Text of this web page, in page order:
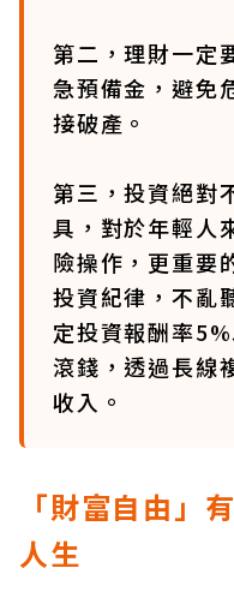
第二，理財一定
急預備金，避免
接破產。
第三，投資絕對
具，對於年輕人
險操作，更重要
投資紀律，不亂
定投資報酬率
滾錢，透過長線
收入。
「財富自由」
人生